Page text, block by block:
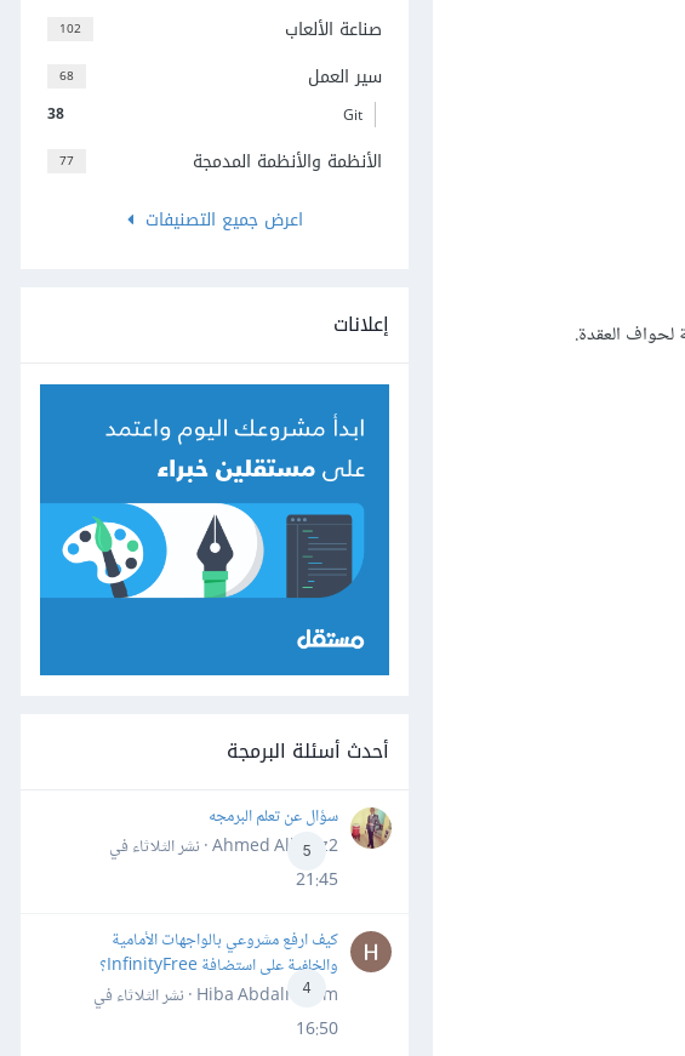
102 صناعة الألعاب
68 سير العمل
38 Git
77
الأنظمة والأنظمة المدمجة
اعرض جميع التصنيفات
إعلانات
أحدث أسئلة البرمجة
5
سؤال عن تعلم البرمجه
Ahmed Alhafiz2 · نشر
الثلاثاء في
21:45
4
كيف ارفع مشروعي بالواجهات الأمامية
والخلفية على استضافة InfinityFree؟
Hiba Abdalrheem · نشر
الثلاثاء في
16:50